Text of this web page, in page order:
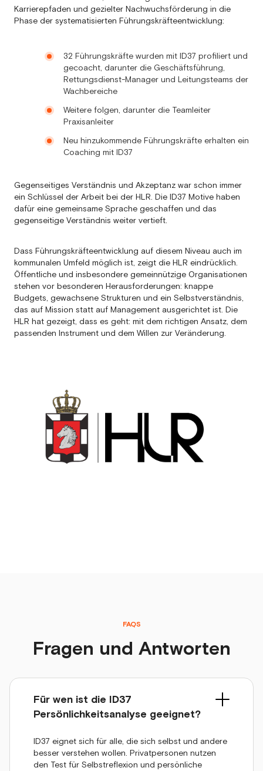
Karrierepfaden und gezielter Nachwuchsförderung in die
Phase der systematisierten Führungskräfteentwicklung:
32 Führungskräfte wurden mit ID37 profiliert und
gecoacht, darunter die Geschäftsführung,
Rettungsdienst-Manager und Leitungsteams der
Wachbereiche
Weitere folgen, darunter die Teamleiter
Praxisanleiter
Neu hinzukommende Führungskräfte erhalten ein
Coaching mit ID37
Gegenseitiges Verständnis und Akzeptanz war schon immer
ein Schlüssel der Arbeit bei der HLR. Die ID37 Motive haben
dafür eine gemeinsame Sprache geschaffen und das
gegenseitige Verständnis weiter vertieft.
Dass Führungskräfteentwicklung auf diesem Niveau auch im
kommunalen Umfeld möglich ist, zeigt die HLR eindrücklich.
Öffentliche und insbesondere gemeinnützige Organisationen
stehen vor besonderen Herausforderungen: knappe
Budgets, gewachsene Strukturen und ein Selbstverständnis,
das auf Mission statt auf Management ausgerichtet ist. Die
HLR hat gezeigt, dass es geht: mit dem richtigen Ansatz, dem
passenden Instrument und dem Willen zur Veränderung.
FAQS
Fragen und Antworten
Für wen ist die ID37
Persönlichkeitsanalyse geeignet?
ID37 eignet sich für alle, die sich selbst und andere
besser verstehen wollen. Privatpersonen nutzen
den Test für Selbstreflexion und persönliche